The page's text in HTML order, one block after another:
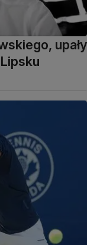
upały